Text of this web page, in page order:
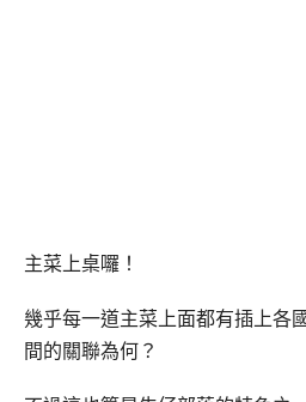
主菜上桌囉！
幾乎每一道主菜上面都有插上各
間的關聯為何？